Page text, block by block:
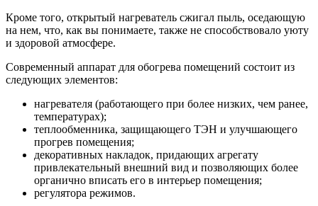
Кроме того, открытый нагреватель сжигал пыль, оседающую
на нем, что, как вы понимаете, также не способствовало уюту
и здоровой атмосфере.
Современный аппарат для обогрева помещений состоит из
следующих элементов:
нагревателя (работающего при более низких, чем ранее,
температурах);
теплообменника, защищающего ТЭН и улучшающего
прогрев помещения;
декоративных накладок, придающих агрегату
привлекательный внешний вид и позволяющих более
органично вписать его в интерьер помещения;
регулятора режимов.